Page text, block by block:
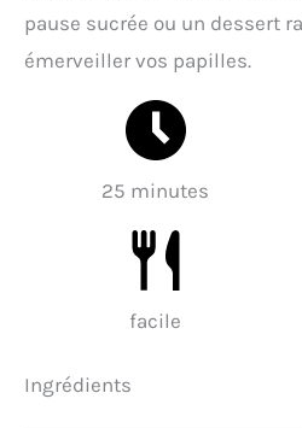
pause sucrée ou un dessert
émerveiller vos papilles.
25 minutes
facile
Ingrédients